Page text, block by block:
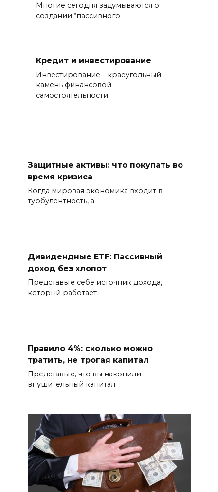
Многие сегодня задумываются о
создании “пассивного
Кредит и инвестирование
Инвестирование – краеугольный
камень финансовой
самостоятельности
Защитные активы: что покупать во
время кризиса
Когда мировая экономика входит в
турбулентность, а
Дивидендные ETF: Пассивный
доход без хлопот
Представьте себе источник дохода,
который работает
Правило 4%: сколько можно
тратить, не трогая капитал
Представьте, что вы накопили
внушительный капитал.